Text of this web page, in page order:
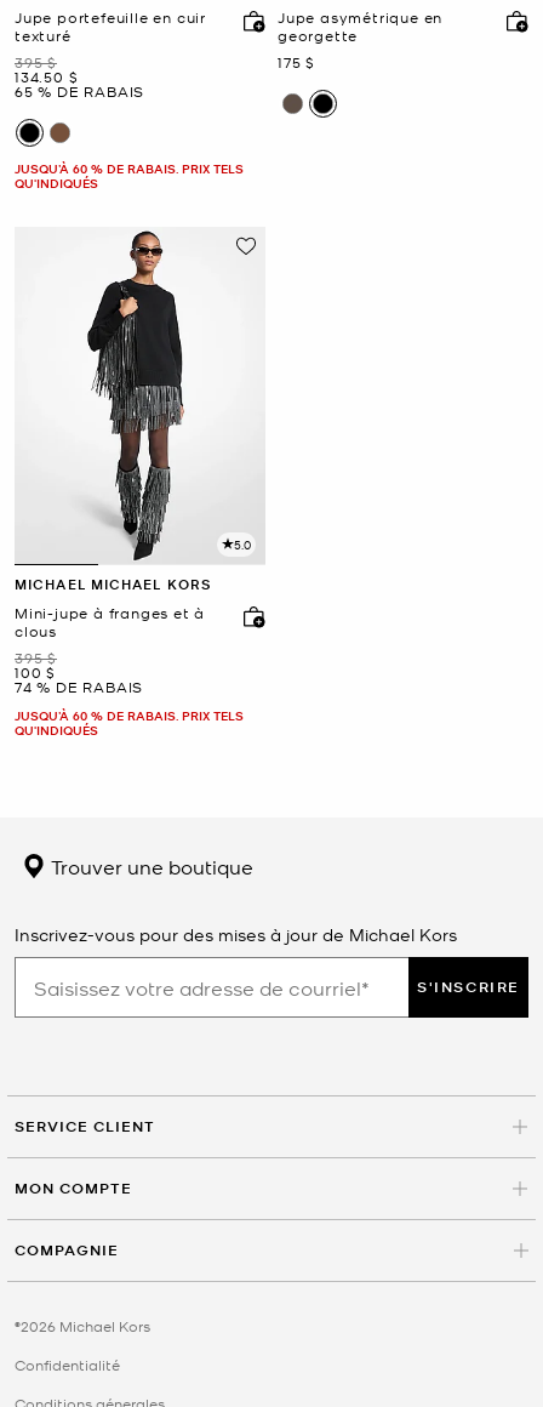
Jupe portefeuille en cuir
texturé
était
395 $
maintenant
134.50 $
65 % DE RABAIS
JUSQU’À 60 % DE RABAIS. PRIX TELS
QU'INDIQUÉS
Jupe asymétrique en
georgette
maintenant
175 $
5.0
MICHAEL MICHAEL KORS
Mini-jupe à franges et à
clous
était
395 $
maintenant
100 $
74 % DE RABAIS
JUSQU’À 60 % DE RABAIS. PRIX TELS
QU'INDIQUÉS
Trouver une boutique
Inscrivez-vous pour des mises à jour de Michael Kors
S'INSCRIRE
SERVICE CLIENT
MON COMPTE
COMPAGNIE
©2026 Michael Kors
Confidentialité